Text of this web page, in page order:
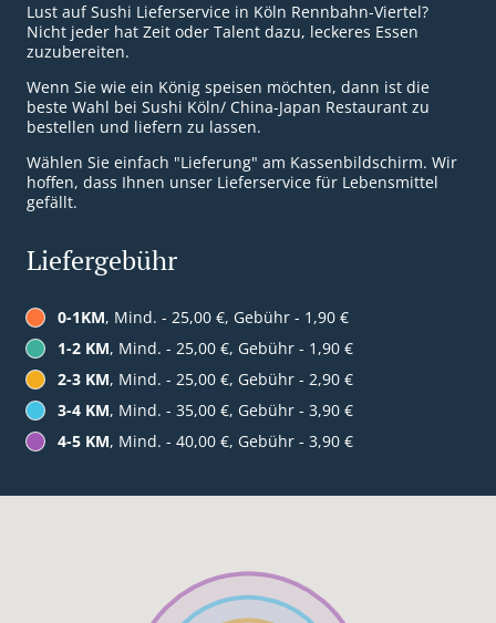
Lust auf Sushi Lieferservice in Köln Rennbahn-Viertel?
Nicht jeder hat Zeit oder Talent dazu, leckeres Essen
zuzubereiten.
Wenn Sie wie ein König speisen möchten, dann ist die
beste Wahl bei Sushi Köln/ China-Japan Restaurant zu
bestellen und liefern zu lassen.
Wählen Sie einfach "Lieferung" am Kassenbildschirm. Wir
hoffen, dass Ihnen unser Lieferservice für Lebensmittel
gefällt.
Liefergebühr
0-1KM, Mind. - 25,00 €, Gebühr - 1,90 €
1-2 KM, Mind. - 25,00 €, Gebühr - 1,90 €
2-3 KM, Mind. - 25,00 €, Gebühr - 2,90 €
3-4 KM, Mind. - 35,00 €, Gebühr - 3,90 €
4-5 KM, Mind. - 40,00 €, Gebühr - 3,90 €